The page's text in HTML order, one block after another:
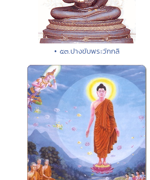
• ๕๓.ปางขับพระวักกลิ